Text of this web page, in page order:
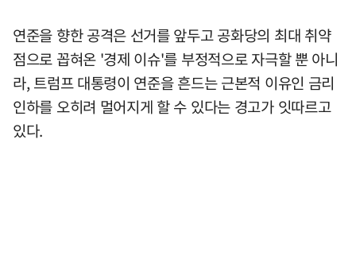
연준을 향한 공격은 선거를 앞두고 공화당의 최대 취약
점으로 꼽혀온 '경제 이슈'를 부정적으로 자극할 뿐 아니
라, 트럼프 대통령이 연준을 흔드는 근본적 이유인 금리
인하를 오히려 멀어지게 할 수 있다는 경고가 잇따르고
있다.